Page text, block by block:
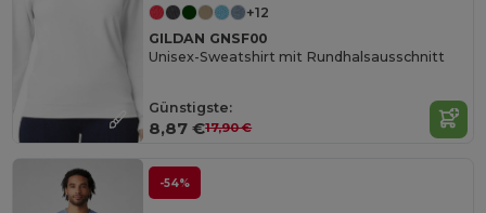
+12
GILDAN GNSF00
Unisex-Sweatshirt mit Rundhalsausschnitt
Günstigste:
8,87 €17,90 €
-54%